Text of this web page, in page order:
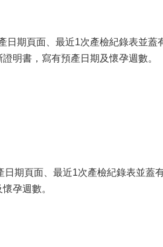
期頁面、最近1次產檢紀錄表並蓋
明書，寫有預產日期及懷孕週數。
期頁面、最近1次產檢紀錄表並蓋
孕週數。